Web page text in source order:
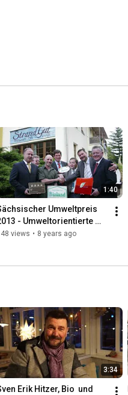
1:40
Umweltpreis
- Umweltorientierte
-
views • 8 years ago
3:34
Erik Hitzer, Bio  und